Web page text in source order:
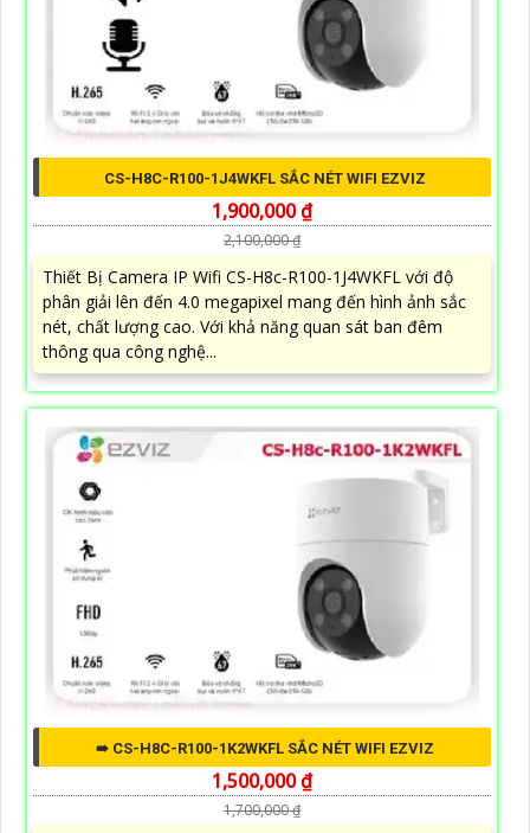
CS-H8C-R100-1J4WKFL SẮC NÉT WIFI EZVIZ
1,900,000 ₫
2,100,000 ₫
Thiết Bị Camera IP Wifi CS-H8c-R100-1J4WKFL với độ
phân giải lên đến 4.0 megapixel mang đến hình ảnh sắc
nét, chất lượng cao. Với khả năng quan sát ban đêm
thông qua công nghệ...
➠ CS-H8C-R100-1K2WKFL SẮC NÉT WIFI EZVIZ
1,500,000 ₫
1,700,000 ₫